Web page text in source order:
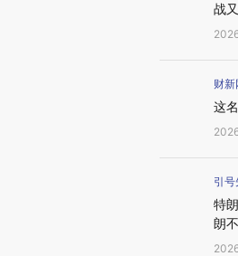
战
财
这
引号
特
朗